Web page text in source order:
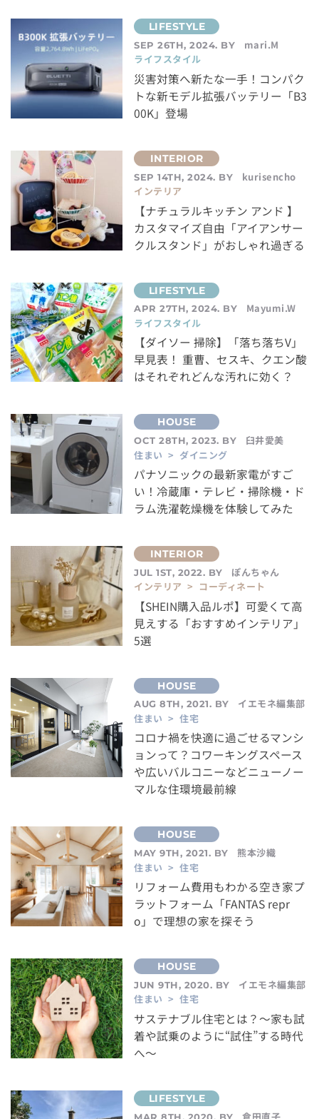
SEP 26TH, 2024. BY
mari.M
ライフスタイル
災害対策へ新たな一手！コンパク
トな新モデル拡張バッテリー「B3
00K」登場
SEP 14TH, 2024. BY
kurisencho
インテリア
【ナチュラルキッチン アンド 】
カスタマイズ自由「アイアンサー
クルスタンド」がおしゃれ過ぎる
APR 27TH, 2024. BY
Mayumi.W
ライフスタイル
【ダイソー 掃除】「落ち落ちV」
早見表！ 重曹、セスキ、クエン酸
はそれぞれどんな汚れに効く？
OCT 28TH, 2023. BY
臼井愛美
住まい > ダイニング
パナソニックの最新家電がすご
い！冷蔵庫・テレビ・掃除機・ド
ラム洗濯乾燥機を体験してみた
JUL 1ST, 2022. BY
ぽんちゃん
インテリア > コーディネート
【SHEIN購入品ルポ】可愛くて高
見えする「おすすめインテリア」
5選
AUG 8TH, 2021. BY
イエモネ編集部
住まい > 住宅
コロナ禍を快適に過ごせるマンシ
ョンって？コワーキングスペース
や広いバルコニーなどニューノー
マルな住環境最前線
MAY 9TH, 2021. BY
熊本沙織
住まい > 住宅
リフォーム費用もわかる空き家プ
ラットフォーム「FANTAS repr
o」で理想の家を探そう
JUN 9TH, 2020. BY
イエモネ編集部
住まい > 住宅
サステナブル住宅とは？〜家も試
着や試乗のように“試住”する時代
へ〜
MAR 8TH, 2020. BY 倉田直子